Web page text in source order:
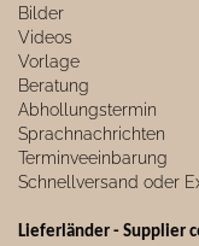
Bilder
Videos
Vorlage
Beratung
Abhollungstermin
Sprachnachrichten
Terminveeinbarung
Schnellversand oder
Lieferländer - Supplier